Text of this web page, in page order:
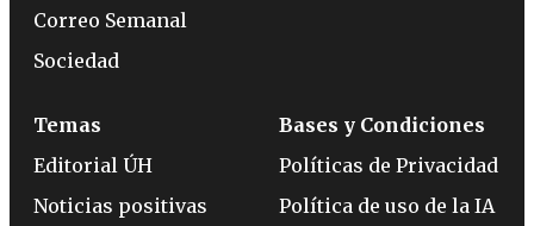
Correo Semanal
Sociedad
Temas
Editorial ÚH
Noticias positivas
Bases y Condiciones
Políticas de Privacidad
Política de uso de la IA